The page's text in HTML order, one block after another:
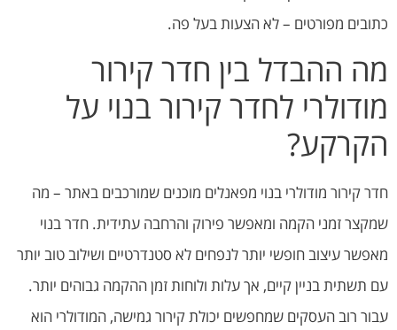
כתובים מפורטים – לא הצעות בעל פה.
מה ההבדל בין חדר קירור
מודולרי לחדר קירור בנוי על
הקרקע?
חדר קירור מודולרי בנוי מפאנלים מוכנים שמורכבים באתר – מה
שמקצר זמני הקמה ומאפשר פירוק והרחבה עתידית. חדר בנוי
מאפשר עיצוב חופשי יותר לנפחים לא סטנדרטיים ושילוב טוב יותר
עם תשתית בניין קיים, אך עלות ולוחות זמן ההקמה גבוהים יותר.
עבור רוב העסקים שמחפשים יכולת קירור גמישה, המודולרי הוא